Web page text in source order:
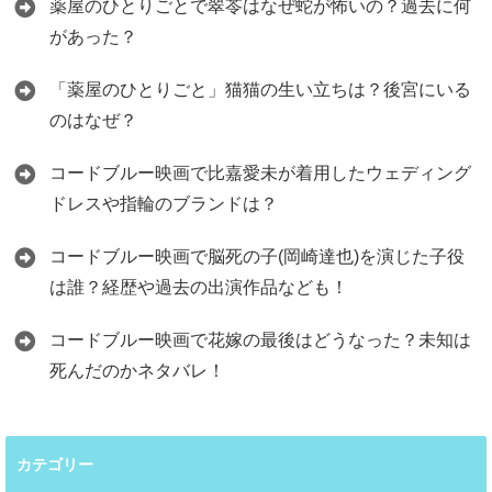
薬屋のひとりごとで翠苓はなぜ蛇が怖いの？過去に何
があった？
「薬屋のひとりごと」猫猫の生い立ちは？後宮にいる
のはなぜ？
コードブルー映画で比嘉愛未が着用したウェディング
ドレスや指輪のブランドは？
コードブルー映画で脳死の子(岡崎達也)を演じた子役
は誰？経歴や過去の出演作品なども！
コードブルー映画で花嫁の最後はどうなった？未知は
死んだのかネタバレ！
カテゴリー